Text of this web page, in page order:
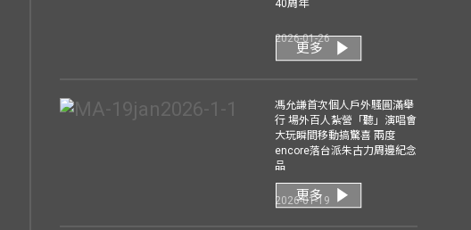
40周年
2026-01-26
更多
馮允謙首次個人戶外騷圓滿舉
行 場外百人紮營「聽」演唱會
大玩瞬間移動搞驚喜 兩度
encore落台派朱古力周邊紀念
品
2026-01-19
更多